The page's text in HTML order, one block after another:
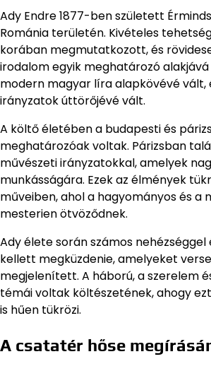
Ady Endre 1877-ben született
Románia területén. Kivételes
korában megmutatkozott, és
irodalom egyik meghatározó
modern magyar líra alapkövévé vált,
irányzatok úttörőjévé vált.
A költő életében a budapesti és
meghatározóak voltak. Párizsban
művészeti irányzatokkal, amelyek
munkásságára. Ezek az élmények
műveiben, ahol a hagyományos és a
mesterien ötvöződnek.
Ady élete során számos
kellett megküzdenie, amelyeket
megjelenített. A háború, a szerelem
témái voltak költészetének, ahogy
is hűen tükrözi.
A csatatér hőse